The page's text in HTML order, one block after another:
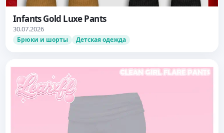
Infants Gold Luxe Pants
30.07.2026
Брюки и шорты Детская одежда